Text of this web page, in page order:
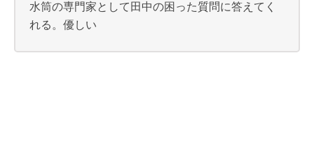
水筒の専門家として田中の困った質問に答えてく
れる。優しい